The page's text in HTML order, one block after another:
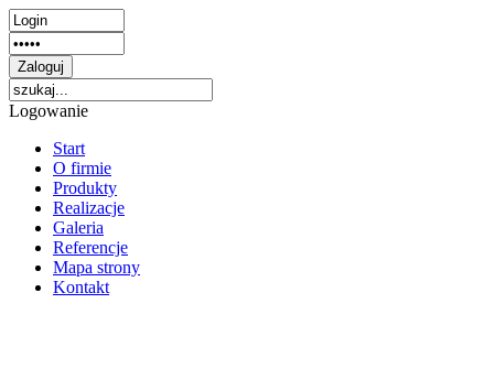
Logowanie
Start
O firmie
Produkty
Realizacje
Galeria
Referencje
Mapa strony
Kontakt